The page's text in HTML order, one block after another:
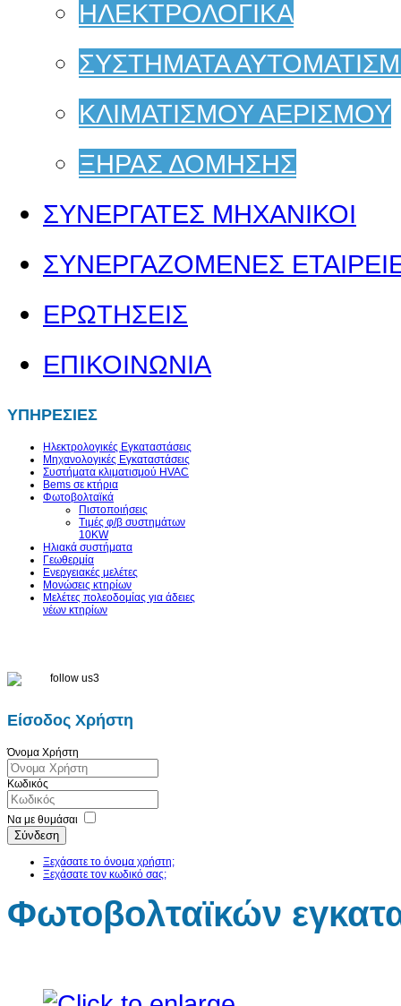
ΗΛΕΚΤΡΟΛΟΓΙΚΑ
ΣΥΣΤΗΜΑΤΑ
ΚΛΙΜΑΤΙΣΜΟΥ ΑΕΡΙΣΜΟΥ
ΞΗΡΑΣ ΔΟΜΗΣΗΣ
ΣΥΝΕΡΓΑΤΕΣ ΜΗΧΑΝΙΚΟΙ
ΣΥΝΕΡΓΑΖΟΜΕΝΕΣ
ΕΡΩΤΗΣΕΙΣ
ΕΠΙΚΟΙΝΩΝΙΑ
ΥΠΗΡΕΣΙΕΣ
Ηλεκτρολογικές Εγκαταστάσεις
Μηχανολογικές Εγκαταστάσεις
Συστήματα κλιματισμού HVAC
Bems σε κτήρια
Φωτοβολταϊκά
Πιστοποιήσεις
Τιμές φ/β συστημάτων
10KW
Ηλιακά συστήματα
Γεωθερμία
Ενεργειακές μελέτες
Μονώσεις κτηρίων
Μελέτες πολεοδομίας για άδειες
νέων κτηρίων
Είσοδος Χρήστη
Όνομα Χρήστη
Κωδικός
Να με θυμάσαι
Σύνδεση
Ξεχάσατε το όνομα χρήστη;
Ξεχάσατε τον κωδικό σας;
Φωτοβολταϊκών